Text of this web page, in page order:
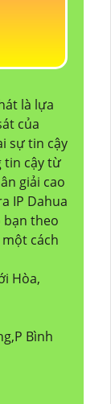
là lựa
của
sự tin cậy
tin cậy từ
giải cao
IP Dahua
bạn theo
cách
Hòa,
Bình